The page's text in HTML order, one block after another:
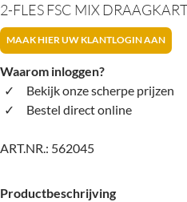
2-FLES FSC MIX
MAAK HIER UW KLANTLOGIN AAN
Waarom inloggen?
Bekijk onze scherpe prijzen
Bestel direct online
ART.NR.: 562045
Productbeschrijving